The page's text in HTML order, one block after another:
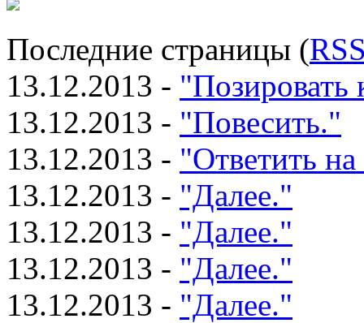
Последние страницы (
13.12.2013 -
13.12.2013 - "Повесить."
13.12.2013 - "Ответить
13.12.2013 - "Далее."
13.12.2013 - "Далее."
13.12.2013 - "Далее."
13.12.2013 - "Далее."